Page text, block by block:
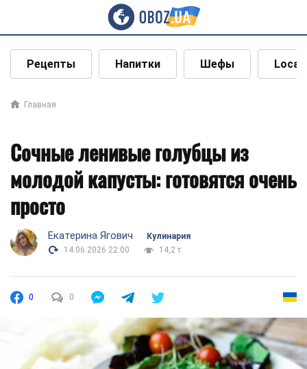
Рецепты Напитки Шефы Local
Главная
Сочные ленивые голубцы из
молодой капусты: готовятся очень
просто
Екатерина Ягович
Кулинария
14.06.2026 22:00
14,2 т.
0 0